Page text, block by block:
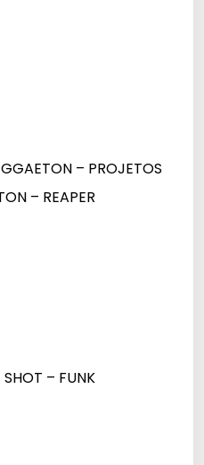
– PROJETOS
– REAPER
SHOT – FUNK